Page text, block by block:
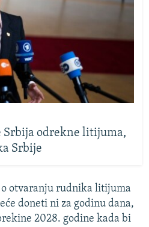
Srbija odrekne litijuma,
Srbije
o otvaranju rudnika litijuma
doneti ni za godinu dana,
2028. godine kada bi